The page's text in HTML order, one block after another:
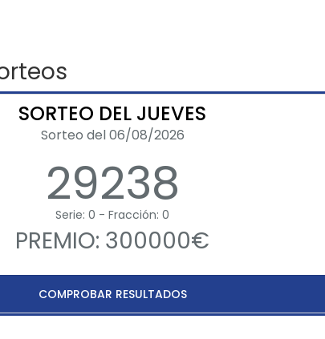
SORTEO DEL JUEVES
Sorteo del 06/08/2026
29238
Serie: 0 - Fracción: 0
PREMIO: 300000€
COMPROBAR RESULTADOS